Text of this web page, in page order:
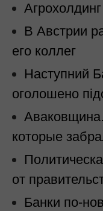
В Австрии
его коллег
Наступний
оголошено
которые
от
Банки по-